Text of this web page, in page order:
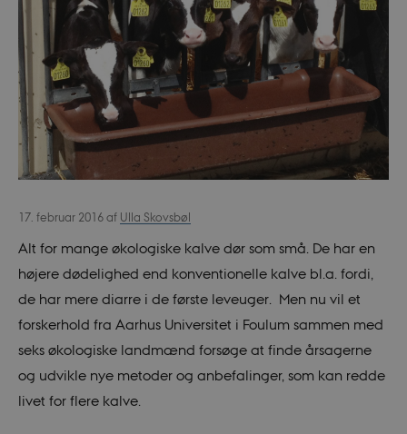
17. februar 2016 af Ulla Skovsbøl
Alt for mange økologiske kalve dør som små. De har en
højere dødelighed end konventionelle kalve bl.a. fordi,
de har mere diarre i de første leveuger. Men nu vil et
forskerhold fra Aarhus Universitet i Foulum sammen med
seks økologiske landmænd forsøge at finde årsagerne
og udvikle nye metoder og anbefalinger, som kan redde
livet for flere kalve.